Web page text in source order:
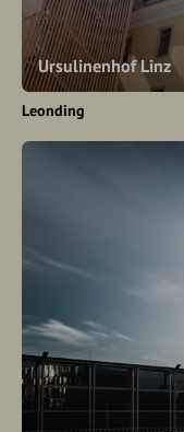
Ursulinenhof Linz
Leonding